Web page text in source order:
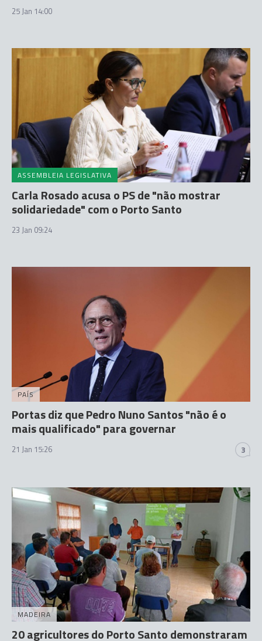
25 Jan 14:00
ASSEMBLEIA LEGISLATIVA
Carla Rosado acusa o PS de "não mostrar
solidariedade" com o Porto Santo
23 Jan 09:24
PAÍS
Portas diz que Pedro Nuno Santos "não é o
mais qualificado" para governar
21 Jan 15:26 3
MADEIRA
20 agricultores do Porto Santo demonstraram